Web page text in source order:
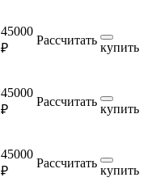
45000
₽
Рассчитать
купить
45000
₽
Рассчитать
купить
45000
₽
Рассчитать
купить